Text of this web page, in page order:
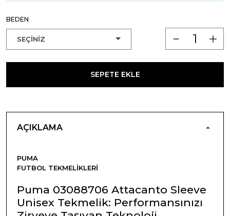
BEDEN
SEPETE EKLE
AÇIKLAMA
PUMA
FUTBOL TEKMELIKLERI
Puma 03088706 Attacanto Sleeve
Unisex Tekmelik: Performansınızı